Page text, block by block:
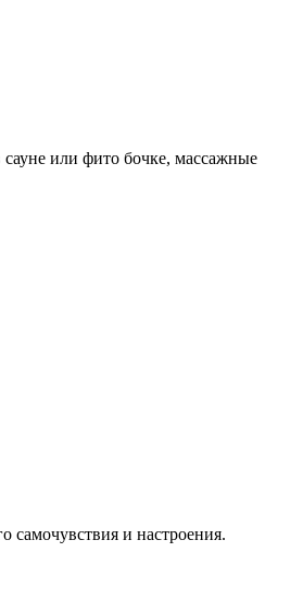
или фито бочке, массажные
и настроения.